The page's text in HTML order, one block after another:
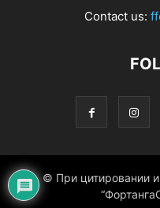
Contact us:
© При цитировании